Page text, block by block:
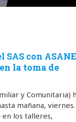
con
la toma de
y Comunitaria)
mañana, viernes.
los talleres,